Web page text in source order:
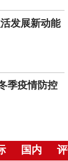
发展新动能
季疫情防控
国内